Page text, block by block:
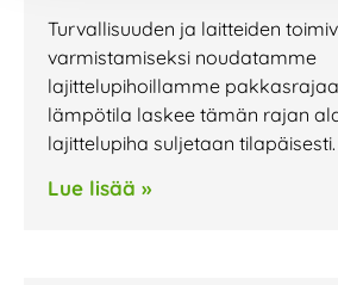
Turvallisuuden ja laitteiden
varmistamiseksi noudatamme
lajittelupihoillamme pakkasrajaa
lämpötila laskee tämän rajan
lajittelupiha suljetaan
Lue lisää »